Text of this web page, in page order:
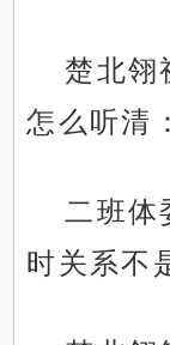
楚北翎
怎么听清
二班体
时关系不